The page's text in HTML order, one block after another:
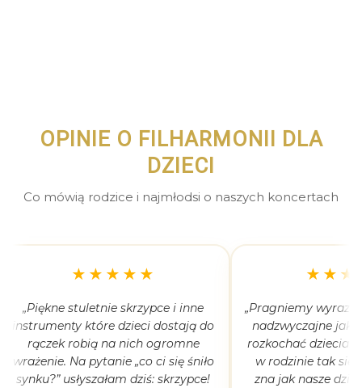
OPINIE O FILHARMONII DLA
DZIECI
Co mówią rodzice i najmłodsi o naszych koncertach
★★★★★
„Piękne stuletnie skrzypce i inne
instrumenty które dzieci dostają do
rączek robią na nich ogromne
wrażenie. Na pytanie „co ci się śniło
synku?” usłyszałam dziś: skrzypce!
„Pragniemy wyrazić
nadzwyczajne jak
rozkochać
w rodzinie tak się
zna jak nasze